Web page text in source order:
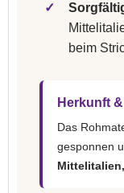
✓
beim
Herkunft
Das
gesponnen